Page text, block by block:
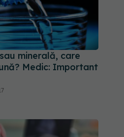
minerală, care
Medic: Important